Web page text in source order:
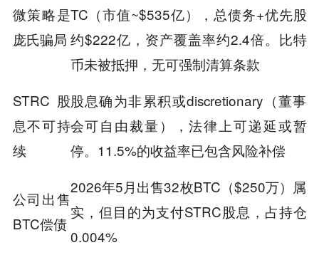
微策略是
庞氏骗局
TC（市值~$535亿），总债务+优先股
约$222亿，资产覆盖率约2.4倍。比特
币未被抵押，无可强制清算条款
STRC股
息不可持
续
股息确为非累积或discretionary（董事
会可自由裁量），法律上可递延或暂
停。11.5%的收益率已包含风险补偿
公司出售
BTC偿债
2026年5月出售32枚BTC（$250万）属
实，但目的为支付STRC股息，占持仓
0.004%